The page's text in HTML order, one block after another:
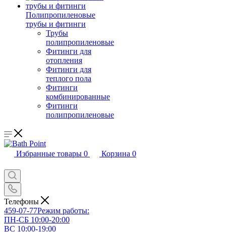
Полипропиленовые
трубы и фитинги
Трубы
полипропиленовые
Фитинги для
отопления
Фитинги для
теплого пола
Фитинги
комбинированные
Фитинги
полипропиленовые
Избранные товары 0 Корзина 0
Телефоны
459-07-77Режим работы:
ПН-СБ 10:00-20:00
ВС 10:00-19:00